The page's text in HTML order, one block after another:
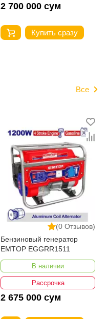
2 700 000 сум
Купить сразу
Все
(0 Отзывов)
Бензиновый генератор
EMTOP EGGRR1511
В наличии
Рассрочка
2 675 000 сум